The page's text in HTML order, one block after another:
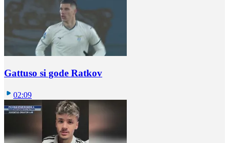
Gattuso si gode Ratkov
02:09